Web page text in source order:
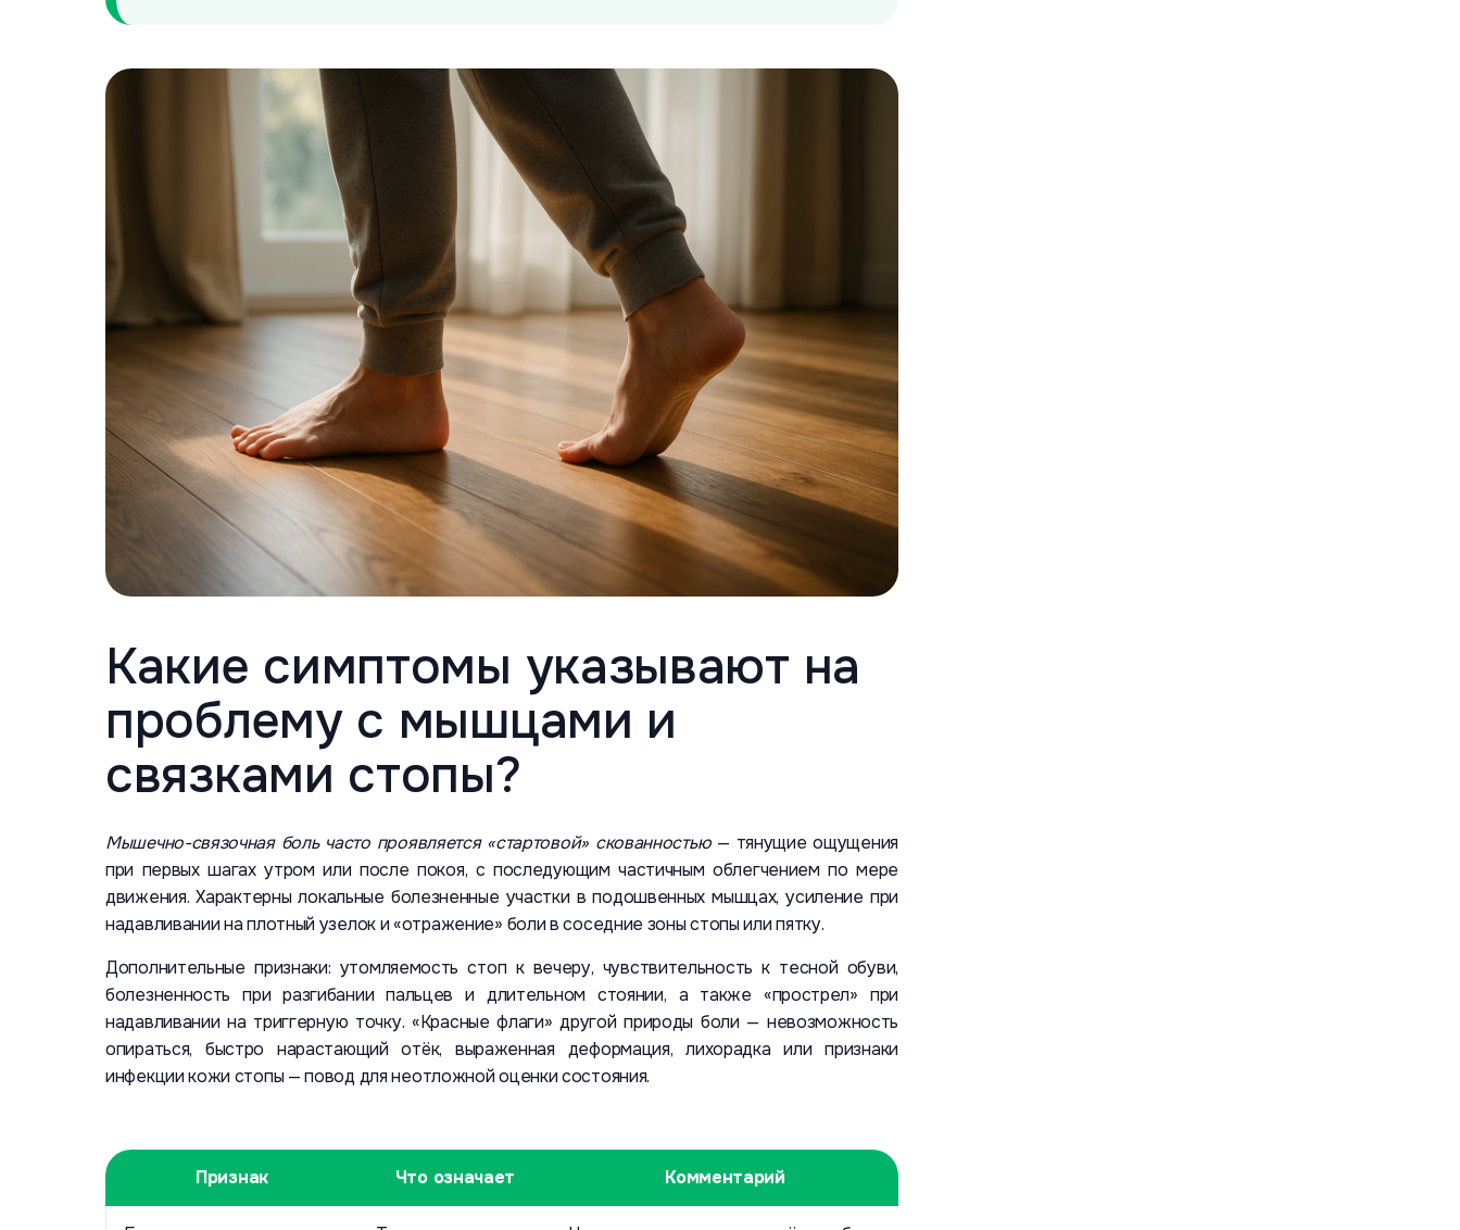
Какие симптомы указывают на
проблему с мышцами и
связками стопы?
Мышечно-связочная боль часто проявляется «стартовой» скованностью— тянущие ощущения
при первых шагах утром или после покоя, с последующим частичным облегчением по мере
движения. Характерны локальные болезненные участки в подошвенных мышцах, усиление при
надавливании на плотный узелок и «отражение» боли в соседние зоны стопы или пятку.
Дополнительные признаки: утомляемость стоп к вечеру, чувствительность к тесной обуви,
болезненность при разгибании пальцев и длительном стоянии, а также «прострел» при
надавливании на триггерную точку. «Красные флаги» другой природы боли — невозможность
опираться, быстро нарастающий отёк, выраженная деформация, лихорадка или признаки
инфекции кожи стопы — повод для неотложной оценки состояния.
Признак Что означает Комментарий